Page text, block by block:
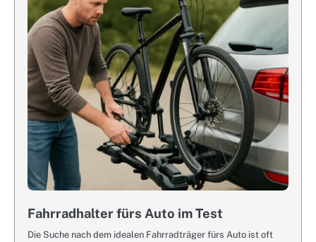
Fahrradhalter fürs Auto im Test
Die Suche nach dem idealen Fahrradträger fürs Auto ist oft